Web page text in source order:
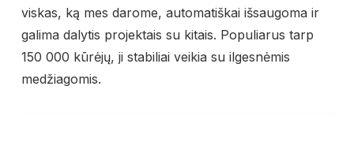
viskas, ką mes darome, automatiškai išsaugoma ir
galima dalytis projektais su kitais. Populiarus tarp
150 000 kūrėjų, ji stabiliai veikia su ilgesnėmis
medžiagomis.